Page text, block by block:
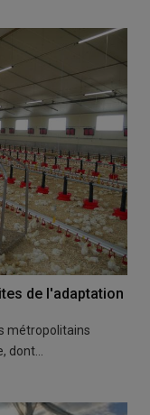
de l'adaptation
métropolitains
dont…